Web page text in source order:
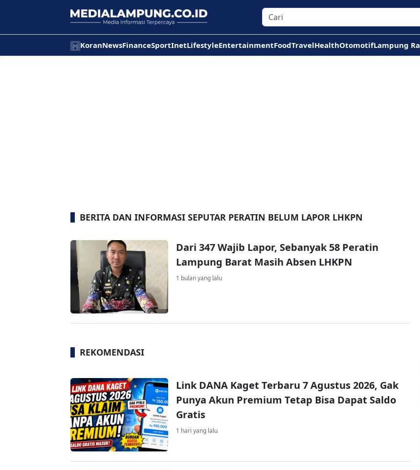
KoranNewsFinanceSportInetLifestyleEntertainmentFoodTravelHealthOtomotifLampung
BERITA DAN INFORMASI SEPUTAR PERATIN BELUM LAPOR LHKPN
Dari 347 Wajib Lapor, Sebanyak 58 Peratin
Lampung Barat Masih Absen LHKPN
1 bulan yang lalu
REKOMENDASI
Link DANA Kaget Terbaru 7 Agustus 2026, Gak
Punya Akun Premium Tetap Bisa Dapat Saldo
Gratis
1 hari yang lalu